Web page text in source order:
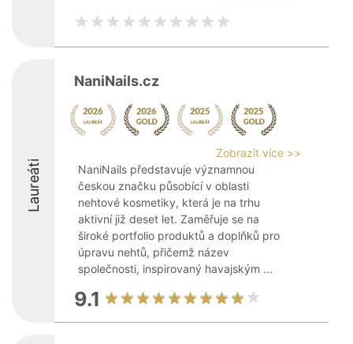
Laureáti
NaniNails.cz
Zobrazit více >>
NaniNails představuje významnou
českou značku působící v oblasti
nehtové kosmetiky, která je na trhu
aktivní již deset let. Zaměřuje se na
široké portfolio produktů a doplňků pro
úpravu nehtů, přičemž název
společnosti, inspirovaný havajským ...
9.1